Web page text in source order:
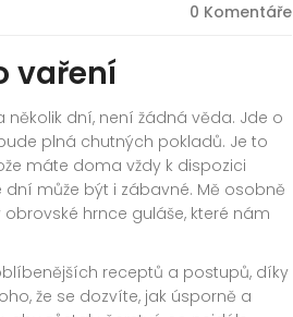
0 Komentáře
vaření
dní, není žádná věda. Jde o
plná chutných pokladů. Je to
máte doma vždy k dispozici
může být i zábavné. Mě osobně
hrnce guláše, které nám
receptů a postupů, díky
že se dozvíte, jak úsporně a